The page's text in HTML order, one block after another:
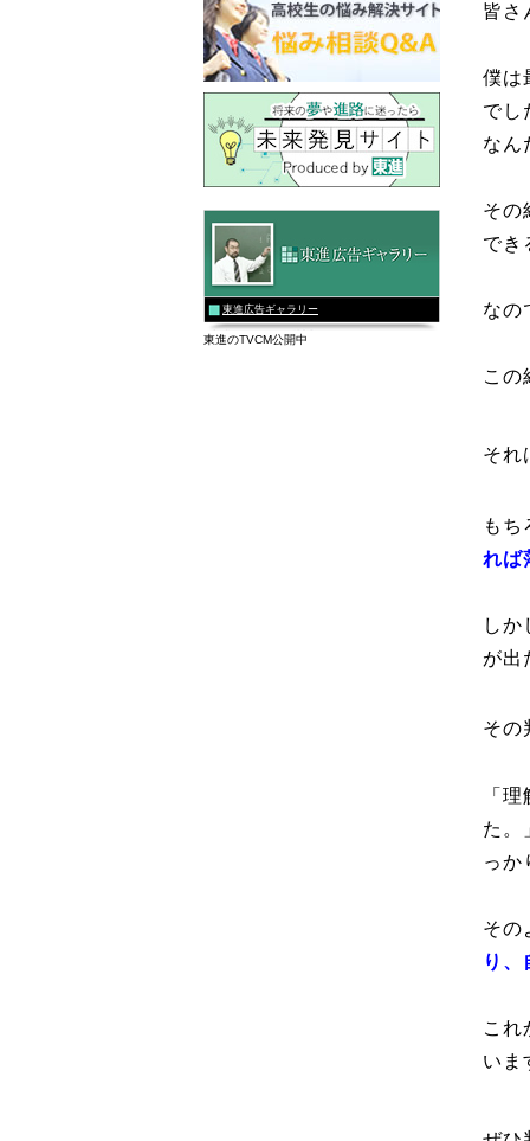
皆さ
僕は
でし
なん
その
でき
なの
この
それ
もち
れば
し
が出
その
「
た。
っか
その
り、
これ
いま
東進広告ギャラリー
東進のTVCM公開中